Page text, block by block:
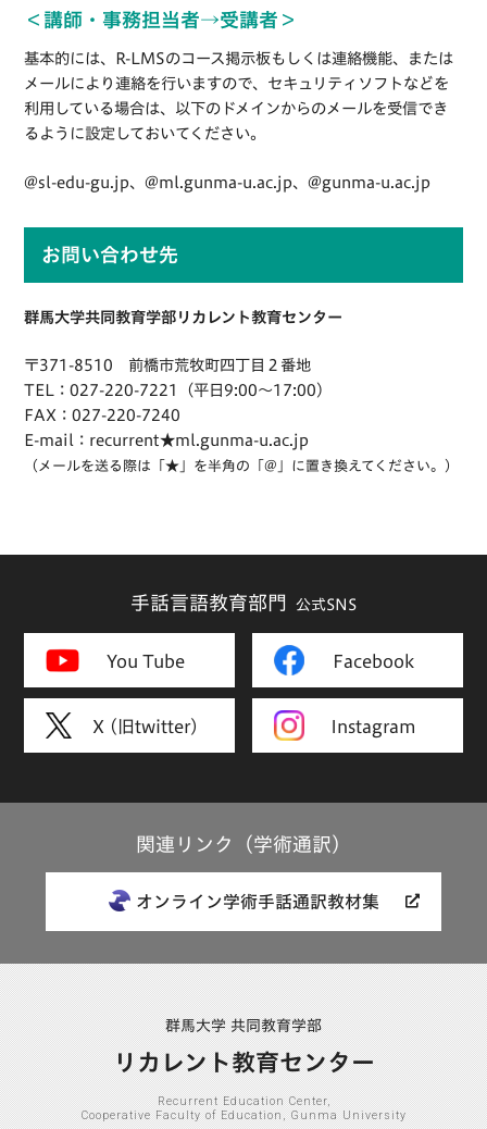
＜講師・事務担当者→受講者＞
基本的には、R-LMSのコース掲示板もしくは連絡機能、または
メールにより連絡を行いますので、セキュリティソフトなどを
利用している場合は、以下のドメインからのメールを受信でき
るように設定しておいてください。
@sl-edu-gu.jp、@ml.gunma-u.ac.jp、@gunma-u.ac.jp
お問い合わせ先
群馬大学共同教育学部リカレント教育センター
〒371-8510 前橋市荒牧町四丁目２番地
TEL：027-220-7221（平日9:00〜17:00）
FAX：027-220-7240
E-mail：recurrent★ml.gunma-u.ac.jp
（メールを送る際は「★」を半角の「@」に置き換えてください。）
手話言語教育部門 公式SNS
You Tube Facebook
X (旧twitter) Instagram
関連リンク（学術通訳）
オンライン学術手話通訳教材集
群馬大学 共同教育学部
リカレント教育センター
Recurrent Education Center,
Cooperative Faculty of Education, Gunma University